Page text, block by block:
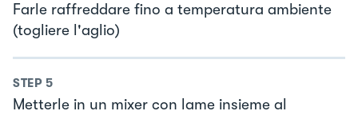
Farle raffreddare fino a temperatura ambiente
(togliere l'aglio)
STEP 5
Metterle in un mixer con lame insieme al